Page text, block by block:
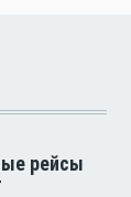
рейсы